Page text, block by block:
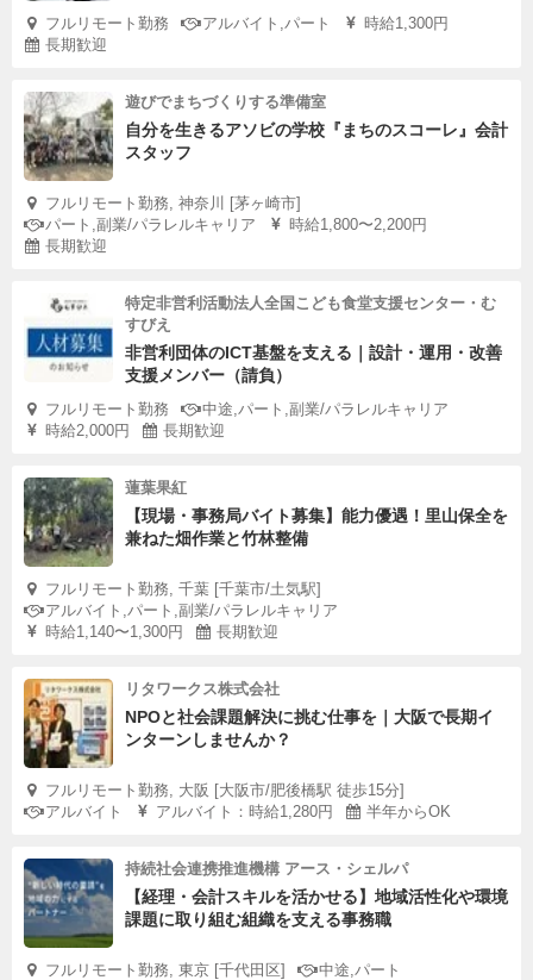
フルリモート勤務 アルバイト,パート
時給1,300円
長期歓迎
遊びでまちづくりする準備室
自分を生きるアソビの学校『まちのスコーレ』会計
スタッフ
フルリモート勤務, 神奈川 [茅ヶ崎市]
パート,副業/パラレルキャリア
時給1,800〜2,200円
長期歓迎
特定非営利活動法人全国こども食堂支援センター・む
すびえ
非営利団体のICT基盤を支える｜設計・運用・改善
支援メンバー（請負）
フルリモート勤務
中途,パート,副業/パラレルキャリア
時給2,000円
長期歓迎
蓮葉果紅
【現場・事務局バイト募集】能力優遇！里山保全を
兼ねた畑作業と竹林整備
フルリモート勤務, 千葉 [千葉市/土気駅]
アルバイト,パート,副業/パラレルキャリア
時給1,140〜1,300円
長期歓迎
リタワークス株式会社
NPOと社会課題解決に挑む仕事を｜大阪で長期イ
ンターンしませんか？
フルリモート勤務, 大阪 [大阪市/肥後橋駅 徒歩15分]
アルバイト
アルバイト：時給1,280円 半年からOK
持続社会連携推進機構 アース・シェルパ
【経理・会計スキルを活かせる】地域活性化や環境
課題に取り組む組織を支える事務職
フルリモート勤務, 東京 [千代田区]
中途,パート